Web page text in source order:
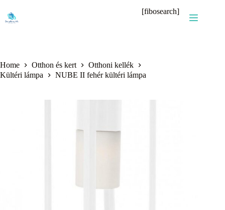
content
[fibosearch]
Home Otthon és kert
Otthoni kellék
Kültéri lámpa
NUBE II fehér kültéri lámpa